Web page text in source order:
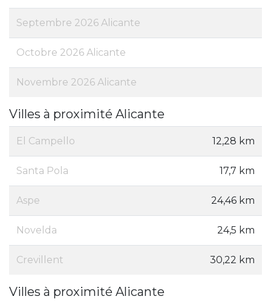
Septembre 2026 Alicante
Octobre 2026 Alicante
Novembre 2026 Alicante
Villes à proximité Alicante
El Campello 12,28 km
Santa Pola 17,7 km
Aspe 24,46 km
Novelda 24,5 km
Crevillent 30,22 km
Villes à proximité Alicante